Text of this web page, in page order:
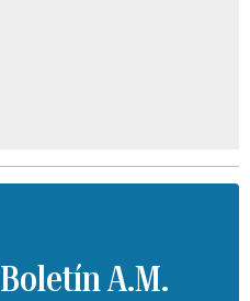
Boletín A.M.